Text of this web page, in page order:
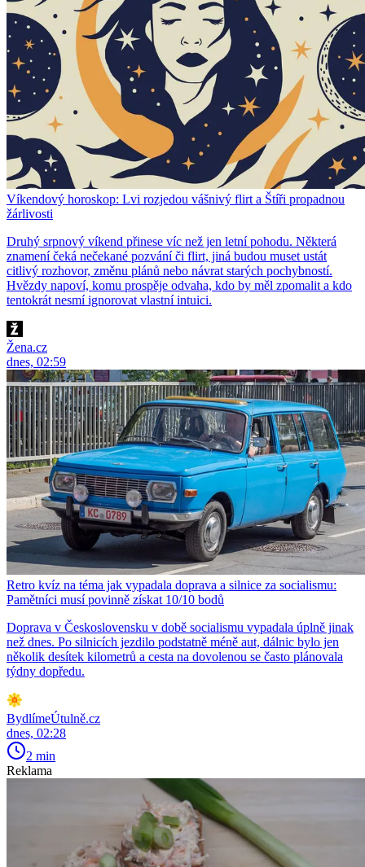
Víkendový horoskop: Lvi rozjedou vášnivý flirt a Štíři propadnou
žárlivosti
Druhý srpnový víkend přinese víc než jen letní pohodu. Některá
znamení čeká nečekané pozvání či flirt, jiná budou muset ustát
citlivý rozhovor, změnu plánů nebo návrat starých pochybností.
Hvězdy napoví, komu prospěje odvaha, kdo by měl zpomalit a kdo
tentokrát nesmí ignorovat vlastní intuici.
Žena.cz
dnes, 02:59
Retro kvíz na téma jak vypadala doprava a silnice za socialismu:
Pamětníci musí povinně získat 10/10 bodů
Doprava v Československu v době socialismu vypadala úplně jinak
než dnes. Po silnicích jezdilo podstatně méně aut, dálnic bylo jen
několik desítek kilometrů a cesta na dovolenou se často plánovala
týdny dopředu.
BydlímeÚtulně.cz
dnes, 02:28
2 min
Reklama